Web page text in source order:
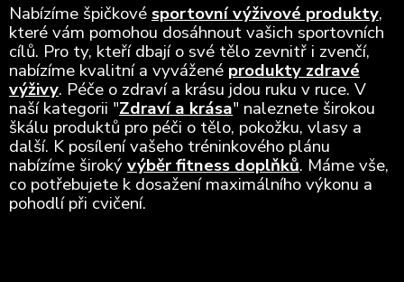
Nabízíme špičkové sportovní výživové produkty,
které vám pomohou dosáhnout vašich sportovních
cílů. Pro ty, kteří dbají o své tělo zevnitř i zvenčí,
nabízíme kvalitní a vyvážené produkty zdravé
výživy. Péče o zdraví a krásu jdou ruku v ruce. V
naší kategorii "Zdraví a krása" naleznete širokou
škálu produktů pro péči o tělo, pokožku, vlasy a
další. K posílení vašeho tréninkového plánu
nabízíme širokývýběr fitness doplňků. Máme vše,
co potřebujete k dosažení maximálního výkonu a
pohodlí při cvičení.